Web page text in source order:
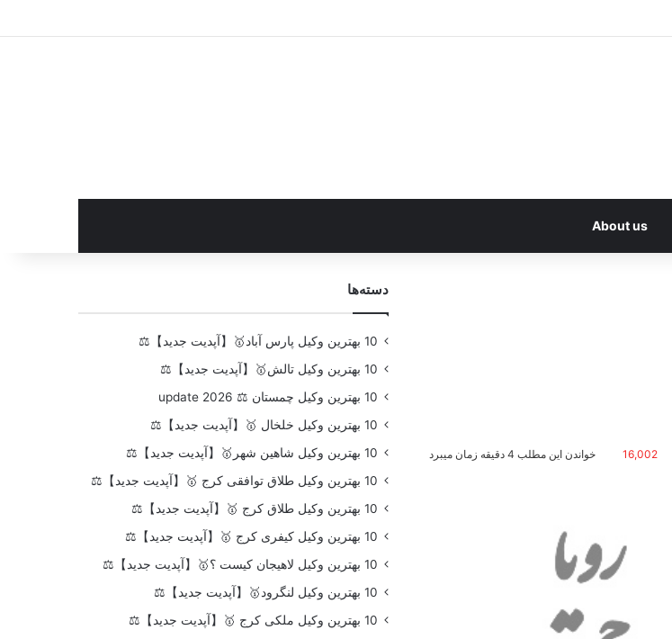
About us
16,002 خواندن این مطلب 4 دقیقه زمان میبرد
دسته‌ها
10 بهترین وکیل پارس آباد🥇【آپدیت جدید】⚖️
10 بهترین وکیل تالش🥇【آپدیت جدید】⚖️
10 بهترین وکیل چمستان ⚖️ update 2026
10 بهترین وکیل خلخال 🥇【آپدیت جدید】⚖️
10 بهترین وکیل شاهین شهر🥇【آپدیت جدید】⚖️
10 بهترین وکیل طلاق توافقی کرج 🥇【آپدیت جدید】⚖️
10 بهترین وکیل طلاق کرج 🥇【آپدیت جدید】⚖️
10 بهترین وکیل کیفری کرج 🥇【آپدیت جدید】⚖️
10 بهترین وکیل لاهیجان کیست ؟🥇【آپدیت جدید】⚖️
10 بهترین وکیل لنگرود🥇【آپدیت جدید】⚖️
10 بهترین وکیل ملکی کرج 🥇【آپدیت جدید】⚖️